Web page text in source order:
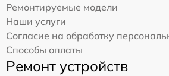
Ремонтируемые модели
Наши услуги
Согласие на обработку
Способы оплаты
Ремонт устройств